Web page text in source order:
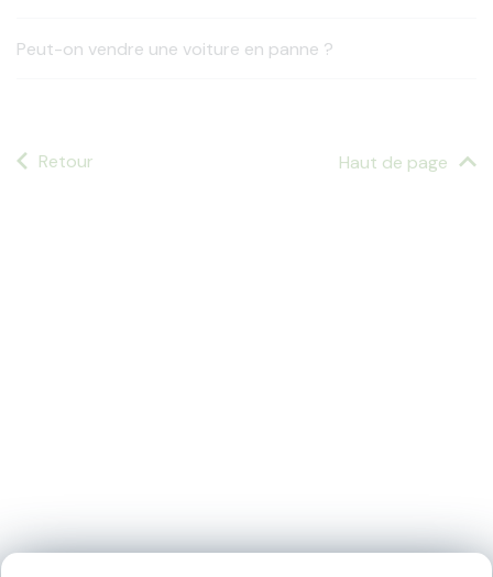
Peut-on vendre une voiture en panne ?
Retour Haut de page